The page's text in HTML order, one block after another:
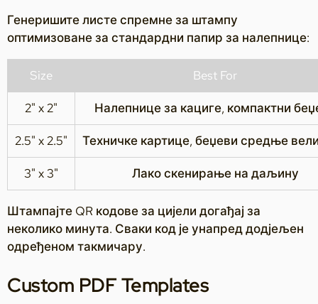
Генеришите листе спремне за штампу
оптимизоване за стандардни папир за налепнице:
Size Best For
2" x 2" Налепнице за кациге, компактни
2.5" x 2.5" Техничке картице, беџеви средње
3" x 3" Лако скенирање на даљину
Штампајте QR кодове за цијели догађај за
неколико минута. Сваки код је унапред додјељен
одређеном такмичару.
Custom PDF Templates